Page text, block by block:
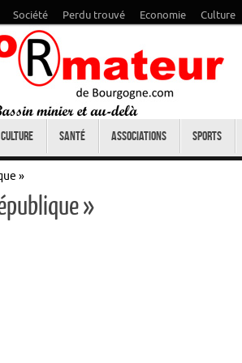
Société Perdu trouvé Economie Culture
Culture Santé Associations Sports
»
»